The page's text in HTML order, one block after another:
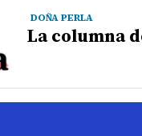
DOÑA PERLA
La columna